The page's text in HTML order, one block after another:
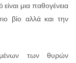
μια παθογένεια
βίο αλλά και την
των θυρών